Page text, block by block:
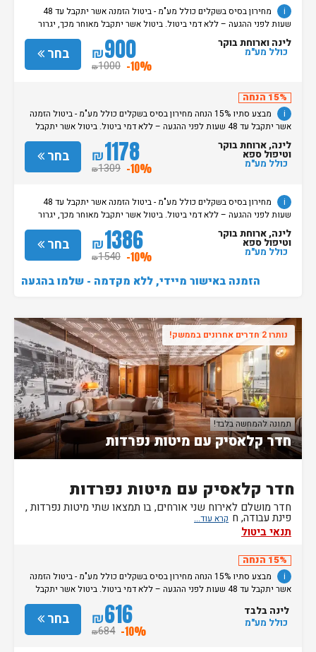
i
מחירון בסיס בשקלים כולל מע"מ - ביטול הזמנה אשר יתקבל עד 48
שעות לפני ההגעה – ללא דמי ביטול. ביטול אשר יתקבל מאוחר מכך, יגרור
חיוב בסך 50% מעלות ההזמנה. אי הגעה ללא כל הודעה מוקדמת תגרור חיוב
בסך 100% מעלות ההזמנה. מדיניות קבלת/עזיבת חדרים: שעת קבלת החדרים
הינה החל מהשעה 15:00. בימי שבת / חג: קבלת חדרים החל מצאת
השבת/החג. שעת עזיבת חדרים בכל ימות השבוע עד השעה 11:00. בימי שבת/
בחר ₪900
₪1000 -10%
לינה וארוחת בוקר
כולל מע"מ
15% הנחה
i
מבצע סתיו 15% הנחה מחירון בסיס בשקלים כולל מע"מ - ביטול הזמנה
אשר יתקבל עד 48 שעות לפני ההגעה – ללא דמי ביטול. ביטול אשר יתקבל
מאוחר מכך, יגרור חיוב בסך 50% מעלות ההזמנה. אי הגעה ללא כל הודעה
מוקדמת תגרור חיוב בסך 100% מעלות ההזמנה. מדיניות קבלת/עזיבת חדרים:
שעת קבלת החדרים הינה החל מהשעה 15:00. בימי שבת / חג: קבלת חדרים
החל מצאת השבת/החג. שעת עזיבת חדרים בכל ימות השבוע עד השעה 11:00.
בחר ₪1178
₪1309 -10%
לינה, ארוחת בוקר
וטיפול ספא
כולל מע"מ
i
מחירון בסיס בשקלים כולל מע"מ - ביטול הזמנה אשר יתקבל עד 48
שעות לפני ההגעה – ללא דמי ביטול. ביטול אשר יתקבל מאוחר מכך, יגרור
חיוב בסך 50% מעלות ההזמנה. אי הגעה ללא כל הודעה מוקדמת תגרור חיוב
בסך 100% מעלות ההזמנה. מדיניות קבלת/עזיבת חדרים: שעת קבלת החדרים
הינה החל מהשעה 15:00. בימי שבת / חג: קבלת חדרים החל מצאת
השבת/החג. שעת עזיבת חדרים בכל ימות השבוע עד השעה 11:00. בימי שבת/
בחר ₪1386
₪1540 -10%
לינה, ארוחת בוקר
וטיפול ספא
כולל מע"מ
הזמנה באישור מיידי, ללא מקדמה - שלמו בהגעה
נותרו 2 חדרים אחרונים בממשק!
חדר קלאסיק עם מיטות נפרדות
תמונה להמחשה בלבד!
חדר קלאסיק עם מיטות נפרדות
חדר מושלם לאירוח שני אורחים, בו תמצאו שתי מיטות נפרדות ,
פינת עבודה, ח
תנאי ביטול
15% הנחה
i
מבצע סתיו 15% הנחה מחירון בסיס בשקלים כולל מע"מ - ביטול הזמנה
אשר יתקבל עד 48 שעות לפני ההגעה – ללא דמי ביטול. ביטול אשר יתקבל
מאוחר מכך, יגרור חיוב בסך 50% מעלות ההזמנה. אי הגעה ללא כל הודעה
מוקדמת תגרור חיוב בסך 100% מעלות ההזמנה. מדיניות קבלת/עזיבת חדרים:
שעת קבלת החדרים הינה החל מהשעה 15:00. בימי שבת / חג: קבלת חדרים
החל מצאת השבת/החג. שעת עזיבת חדרים בכל ימות השבוע עד השעה 11:00.
בחר ₪616
₪684 -10%
לינה בלבד
כולל מע"מ